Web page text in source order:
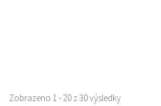
Zobrazeno 1 - 20 z 30 výsledky